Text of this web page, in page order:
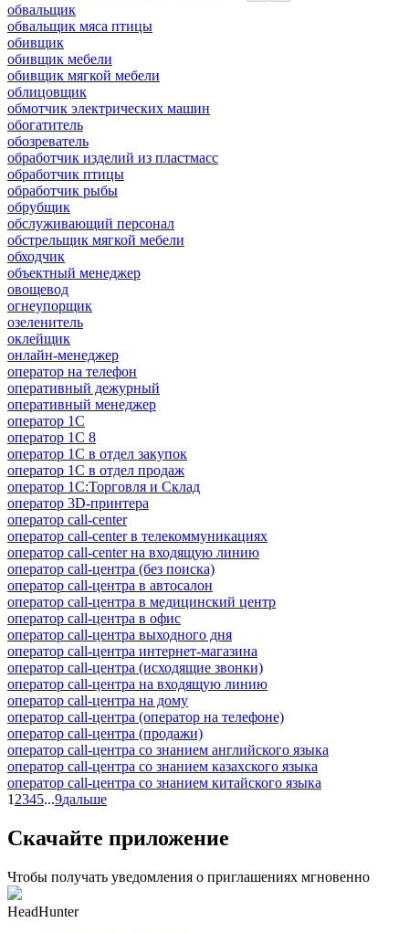
обвальщик
обвальщик мяса птицы
обивщик
обивщик мебели
обивщик мягкой мебели
облицовщик
обмотчик электрических машин
обогатитель
обозреватель
обработчик изделий из пластмасс
обработчик птицы
обработчик рыбы
обрубщик
обслуживающий персонал
обстрельщик мягкой мебели
обходчик
объектный менеджер
овощевод
огнеупорщик
озеленитель
оклейщик
онлайн-менеджер
опeрaтoр нa тeлeфoн
оперативный дежурный
оперативный менеджер
оператор 1C
оператор 1С 8
оператор 1С в отдел закупок
оператор 1С в отдел продаж
оператор 1С:Торговля и Склад
оператор 3D-принтера
оператор call-center
оператор call-center в телекоммуникациях
оператор call-center на входящую линию
оператор call-центра (без поиска)
оператор call-центра в автосалон
оператор call-центра в медицинский центр
оператор call-центра в офис
оператор call-центра выходного дня
оператор call-центра интернет-магазина
оператор call-центра (исходящие звонки)
оператор call-центра на входящую линию
оператор call-центра на дому
оператор call-центра (оператор на телефоне)
оператор call-центра (продажи)
оператор call-центра со знанием английского языка
оператор call-центра со знанием казахского языка
оператор call-центра со знанием китайского языка
1 2345...9дальше
Скачайте приложение
Чтобы получать уведомления о приглашениях мгновенно
HeadHunter